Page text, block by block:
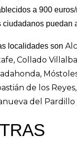
a 900
ciudadanos puedan
localidades son
Collado
de los
del Pardillo